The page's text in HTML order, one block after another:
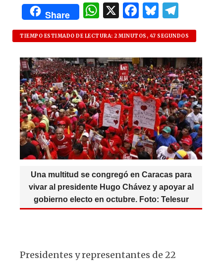
Share
W
h
at
s
A
p
p
X F
a
c
e
b
o
o
k
B
lu
es
k
y
el
e
g
ra
m
TIEMPO ESTIMADO DE LECTURA: 2 MINUTOS, 47 SEGUNDOS
Una multitud se congregó en Caracas para
vivar al presidente Hugo Chávez y apoyar al
gobierno electo en octubre. Foto: Telesur
Presidentes y representantes de 22